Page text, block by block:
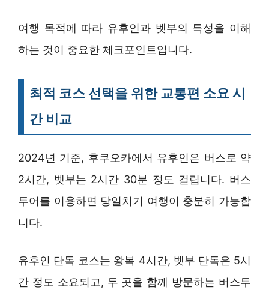
여행 목적에 따라 유후인과 벳부의 특성을 이해
하는 것이 중요한 체크포인트입니다.
최적 코스 선택을 위한 교통편 소요 시
간 비교
2024년 기준, 후쿠오카에서 유후인은 버스로 약
2시간, 벳부는 2시간 30분 정도 걸립니다. 버스
투어를 이용하면 당일치기 여행이 충분히 가능합
니다.
유후인 단독 코스는 왕복 4시간, 벳부 단독은 5시
간 정도 소요되고, 두 곳을 함께 방문하는 버스투